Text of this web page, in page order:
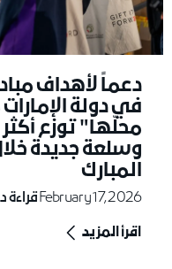
دعماً لأهداف
في دولة
وسلعة جديدة
المبارك
February 17, 2026قراءة
اقرأ المزيد